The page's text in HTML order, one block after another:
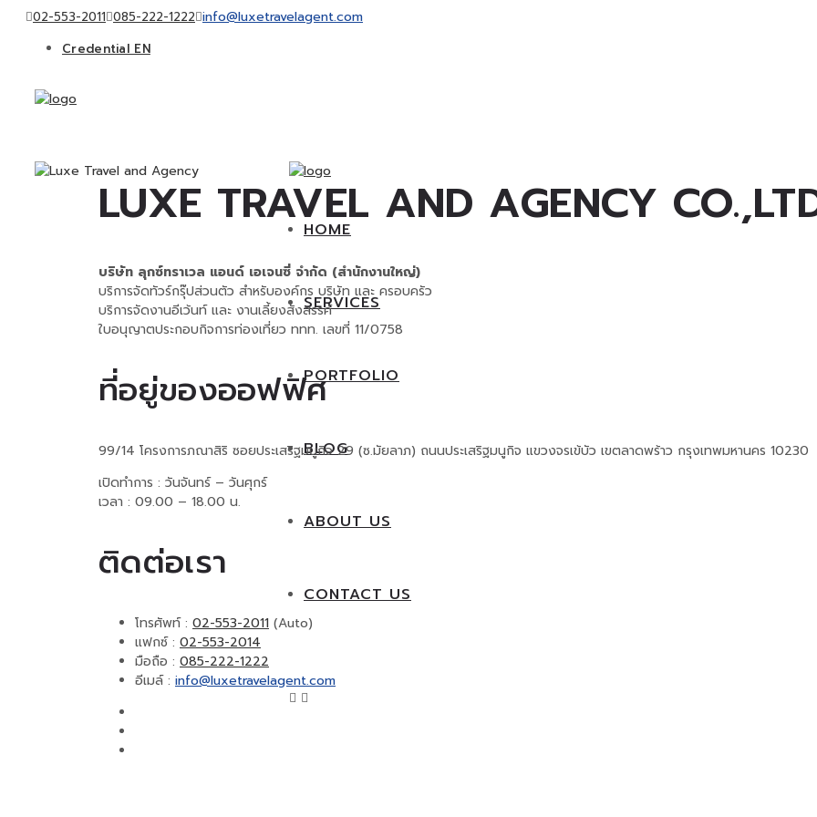
02-553-2011 085-222-1222 info@luxetravelagent.com
Credential EN
HOME
SERVICES
CORPORATE GROUP and INCENTIVE
PRIVATE TOUR
PORTFOLIO
BLOG
TRAVEL
FOOD
ABOUT US
CONTACT US
LUXE TRAVEL AND AGENCY
บริษัท ลุกซ์ทราเวล แอนด์ เอเจนซี่ จำกัด (สำนักงานใหญ่)
บริการจัดทัวร์กรุ๊ปส่วนตัว สำหรับองค์กร บริษัท และ ครอบครัว
บริการจัดงานอีเว้นท์ และ งานเลี้ยงสังสรรค์
ใบอนุญาตประกอบกิจการท่องเที่ยว ททท. เลขที่ 11/0758
ที่อยู่ของออฟฟิศ
99/14 โครงการภณาสิริ ซอยประเสริฐมนูกิจ 29 (ซ.มัยลาภ) ถนนประเสริฐมนูกิจ แขวงจรเข้บัว เขตลาดพร้าว กรุงเทพมหานคร 10230
เปิดทำการ : วันจันทร์ – วันศุกร์
เวลา : 09.00 – 18.00 น.
ติดต่อเรา
โทรศัพท์ : 02-553-2011 (Auto)
แฟกซ์ : 02-553-2014
มือถือ : 085-222-1222
อีเมล์ : info@luxetravelagent.com